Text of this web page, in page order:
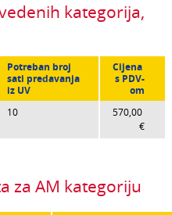
kategorija,
Potreban broj
sati predavanja
iz UV
Cijena
s PDV-
om
10
570,00
€
za AM kategoriju